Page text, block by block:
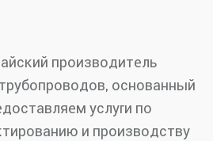
производитель
основанный
услуги по
и производству